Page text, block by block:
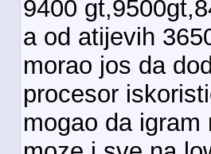
9400
a od atijevih
morao jos da
procesor
mogao da